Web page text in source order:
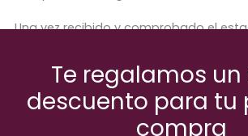
Una vez recibido y comprobado el
Te regalamos un
descuento para tu
compra